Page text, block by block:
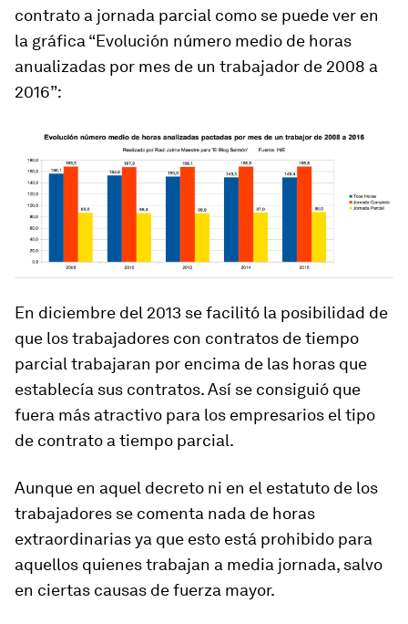
contrato a jornada parcial como se puede ver en
la gráfica “Evolución número medio de horas
anualizadas por mes de un trabajador de 2008 a
2016”:
En diciembre del 2013 se facilitó la posibilidad de
que los trabajadores con contratos de tiempo
parcial trabajaran por encima de las horas que
establecía sus contratos. Así se consiguió que
fuera más atractivo para los empresarios el tipo
de contrato a tiempo parcial.
Aunque en aquel decreto ni en el estatuto de los
trabajadores se comenta nada de horas
extraordinarias ya que esto está prohibido para
aquellos quienes trabajan a media jornada, salvo
en ciertas causas de fuerza mayor.